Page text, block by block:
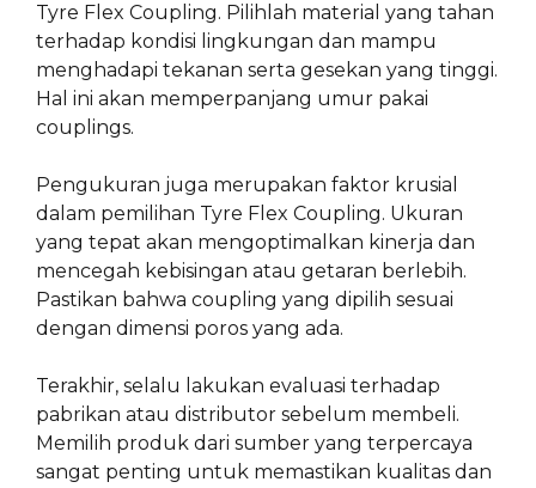
Tyre Flex Coupling. Pilihlah material yang tahan
terhadap kondisi lingkungan dan mampu
menghadapi tekanan serta gesekan yang tinggi.
Hal ini akan memperpanjang umur pakai
couplings.
Pengukuran juga merupakan faktor krusial
dalam pemilihan Tyre Flex Coupling. Ukuran
yang tepat akan mengoptimalkan kinerja dan
mencegah kebisingan atau getaran berlebih.
Pastikan bahwa coupling yang dipilih sesuai
dengan dimensi poros yang ada.
Terakhir, selalu lakukan evaluasi terhadap
pabrikan atau distributor sebelum membeli.
Memilih produk dari sumber yang terpercaya
sangat penting untuk memastikan kualitas dan